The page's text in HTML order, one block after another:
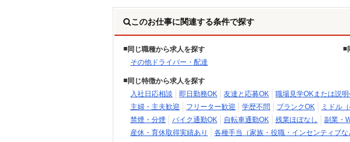
このお仕事に関連する条件で探す
同じ職種から求人を探す
その他ドライバー・配達
同じ特徴から求人を探す
入社日応相談
即日勤務OK 友達と応募OK 職場見学OKまたは説明
主婦・主夫歓迎
フリーター歓迎 学歴不問 ブランクOK ミドル
禁煙・分煙
バイク通勤OK 自転車通勤OK 残業ほぼなし 副業・
産休・育休取得実績あり
各種手当（家族・役職・インセンティブな